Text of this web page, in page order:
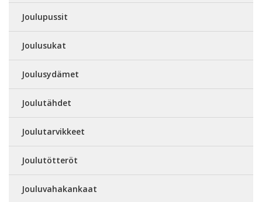
Joulupussit
Joulusukat
Joulusydämet
Joulutähdet
Joulutarvikkeet
Joulutötteröt
Jouluvahakankaat